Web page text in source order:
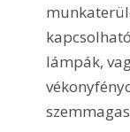
lámpák,